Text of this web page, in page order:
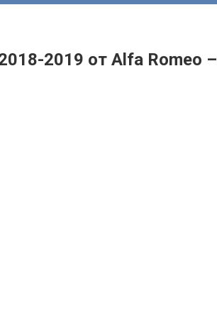
2019 от Alfa Romeo